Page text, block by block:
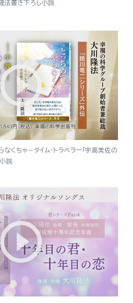
法書き下ろし小説
くちゃ－タイム・トラベラー「宇高美佐の
説